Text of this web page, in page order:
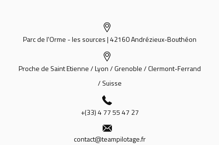
Parc de l'Orme - les sources | 42160 Andrézieux-Bouthéon
Proche de Saint Etienne / Lyon / Grenoble / Clermont-Ferrand
/ Suisse
+(33) 4 77 55 47 27
contact@teampilotage.fr